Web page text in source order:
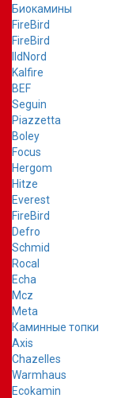
Биокамины
FireBird
FireBird
IldNord
Kalfire
BEF
Seguin
Piazzetta
Boley
Focus
Hergom
Hitze
Everest
FireBird
Defro
Schmid
Rocal
Echa
Mcz
Meta
Каминные топки
Axis
Chazelles
Warmhaus
Ecokamin